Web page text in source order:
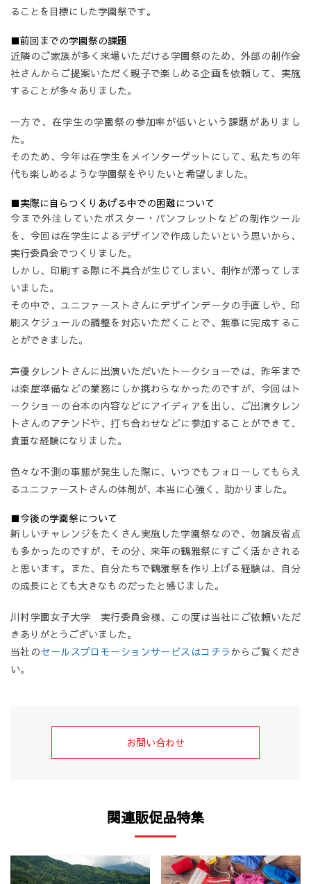
ることを目標にした学園祭です。
■前回までの学園祭の課題
近隣のご家族が多く来場いただける学園祭のため、外部の制作会
社さんからご提案いただく親子で楽しめる企画を依頼して、実施
することが多々ありました。
一方で、在学生の学園祭の参加率が低いという課題がありまし
た。
そのため、今年は在学生をメインターゲットにして、私たちの年
代も楽しめるような学園祭をやりたいと希望しました。
■実際に自らつくりあげる中での困難について
今まで外注していたポスター・パンフレットなどの制作ツール
を、今回は在学生によるデザインで作成したいという思いから、
実行委員会でつくりました。
しかし、印刷する際に不具合が生じてしまい、制作が滞ってしま
いました。
その中で、ユニファーストさんにデザインデータの手直しや、印
刷スケジュールの調整を対応いただくことで、無事に完成するこ
とができました。
声優タレントさんに出演いただいたトークショーでは、昨年まで
は楽屋準備などの業務にしか携わらなかったのですが、今回はト
ークショーの台本の内容などにアイディアを出し、ご出演タレン
トさんのアテンドや、打ち合わせなどに参加することができて、
貴重な経験になりました。
色々な不測の事態が発生した際に、いつでもフォローしてもらえ
るユニファーストさんの体制が、本当に心強く、助かりました。
■今後の学園祭について
新しいチャレンジをたくさん実施した学園祭なので、勿論反省点
も多かったのですが、その分、来年の鶴雅祭にすごく活かされる
と思います。また、自分たちで鶴雅祭を作り上げる経験は、自分
の成長にとても大きなものだったと感じました。
川村学園女子大学 実行委員会様、この度は当社にご依頼いただ
きありがとうございました。
当社のセールスプロモーションサービスはコチラ からご覧くださ
い。
お問い合わせ
関連販促品特集